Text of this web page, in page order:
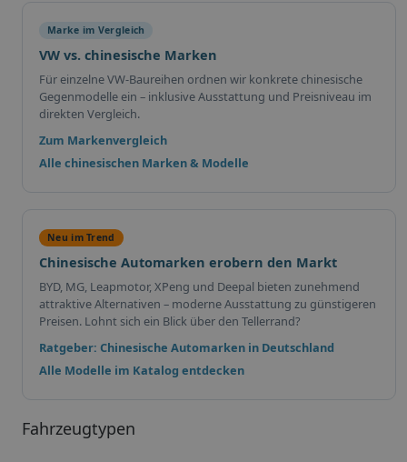
Marke im Vergleich
VW vs. chinesische Marken
Für einzelne VW-Baureihen ordnen wir konkrete chinesische
Gegenmodelle ein – inklusive Ausstattung und Preisniveau im
direkten Vergleich.
Zum Markenvergleich
Alle chinesischen Marken & Modelle
Neu im Trend
Chinesische Automarken erobern den Markt
BYD, MG, Leapmotor, XPeng und Deepal bieten zunehmend
attraktive Alternativen – moderne Ausstattung zu günstigeren
Preisen. Lohnt sich ein Blick über den Tellerrand?
Ratgeber: Chinesische Automarken in Deutschland
Alle Modelle im Katalog entdecken
Fahrzeugtypen